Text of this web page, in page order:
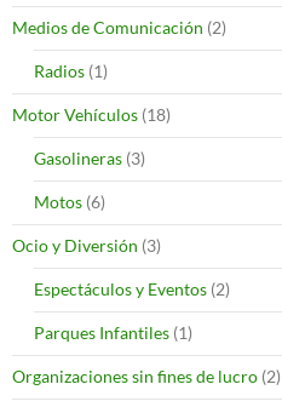
Medios de Comunicación (2)
Radios (1)
Motor Vehículos (18)
Gasolineras (3)
Motos (6)
Ocio y Diversión (3)
Espectáculos y Eventos (2)
Parques Infantiles (1)
Organizaciones sin fines de lucro (2)